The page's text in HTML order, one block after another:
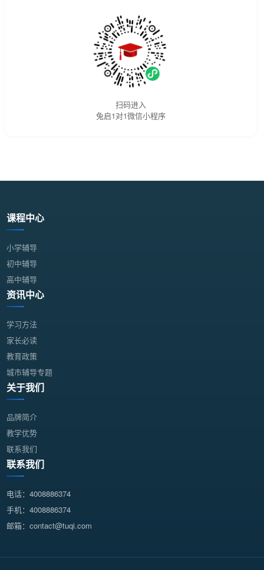
扫码进入
兔启1对1微信小程序
课程中心
小学辅导
初中辅导
高中辅导
资讯中心
学习方法
家长必读
教育政策
城市辅导专题
关于我们
品牌简介
教学优势
联系我们
联系我们
电话：4008886374
手机：4008886374
邮箱：contact@tuqi.com